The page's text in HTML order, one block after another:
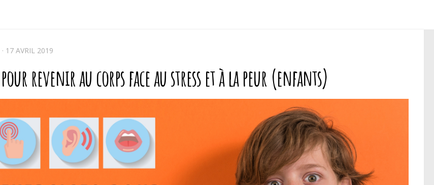
· 17 AVRIL 2019
pour revenir au corps face au stress et à la peur (enfants)